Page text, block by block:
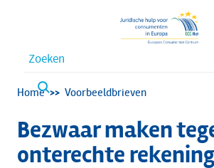
Waar bent u naar op zoek?
Kruimelpad
Home Voorbeeldbrieven
Bezwaar maken
onterechte rekening